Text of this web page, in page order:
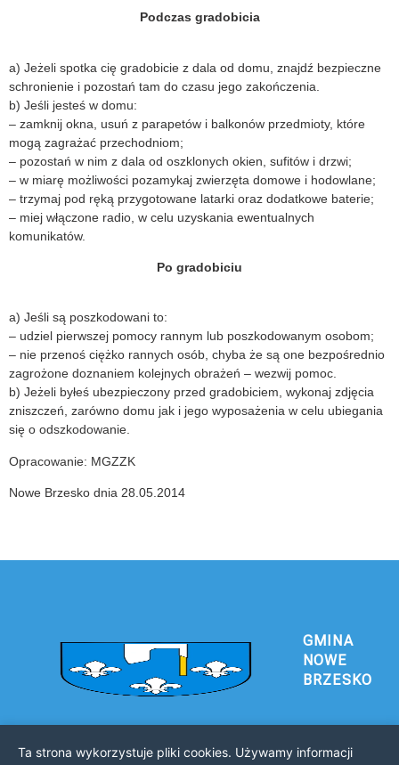
Podczas gradobicia
a) Jeżeli spotka cię gradobicie z dala od domu, znajdź bezpieczne
schronienie i pozostań tam do czasu jego zakończenia.
b) Jeśli jesteś w domu:
– zamknij okna, usuń z parapetów i balkonów przedmioty, które
mogą zagrażać przechodniom;
– pozostań w nim z dala od oszklonych okien, sufitów i drzwi;
– w miarę możliwości pozamykaj zwierzęta domowe i hodowlane;
– trzymaj pod ręką przygotowane latarki oraz dodatkowe baterie;
– miej włączone radio, w celu uzyskania ewentualnych
komunikatów.
Po gradobiciu
a) Jeśli są poszkodowani to:
– udziel pierwszej pomocy rannym lub poszkodowanym osobom;
– nie przenoś ciężko rannych osób, chyba że są one bezpośrednio
zagrożone doznaniem kolejnych obrażeń – wezwij pomoc.
b) Jeżeli byłeś ubezpieczony przed gradobiciem, wykonaj zdjęcia
zniszczeń, zarówno domu jak i jego wyposażenia w celu ubiegania
się o odszkodowanie.
Opracowanie: MGZZK
Nowe Brzesko dnia 28.05.2014
GMINA
NOWE
BRZESKO
Urząd Gminy i Miasta Nowe Brzesko
Ta strona wykorzystuje pliki cookies. Używamy informacji